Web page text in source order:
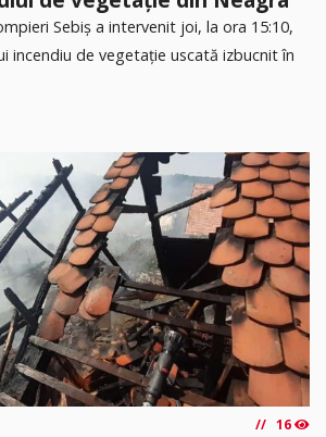
Sebiș a intervenit joi, la ora 15:10,
incendiu de vegetație uscată izbucnit în
16